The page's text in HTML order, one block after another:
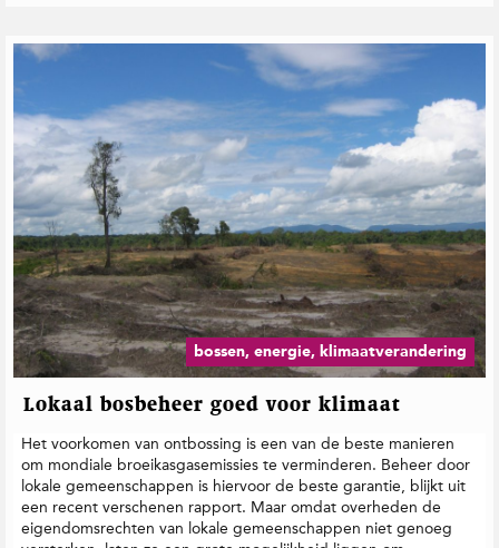
bossen, energie, klimaatverandering
Lokaal bosbeheer goed voor klimaat
Het voorkomen van ontbossing is een van de beste manieren
om mondiale broeikasgasemissies te verminderen. Beheer door
lokale gemeenschappen is hiervoor de beste garantie, blijkt uit
een recent verschenen rapport. Maar omdat overheden de
eigendomsrechten van lokale gemeenschappen niet genoeg